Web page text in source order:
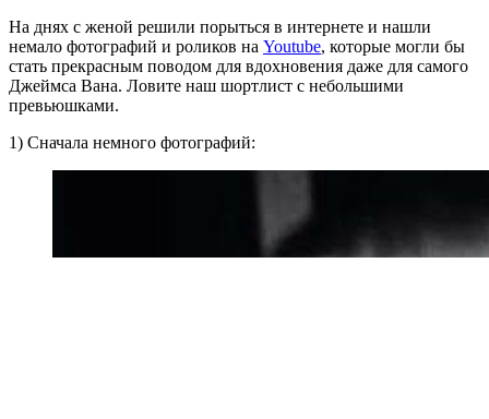
На днях с женой решили порыться в интернете и нашли
немало фотографий и роликов на Youtube, которые могли бы
стать прекрасным поводом для вдохновения даже для самого
Джеймса Вана. Ловите наш шортлист с небольшими
превьюшками.
1) Сначала немного фотографий: